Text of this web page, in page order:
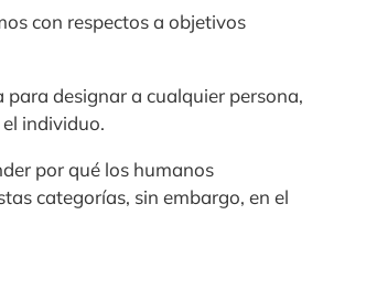
con respectos a objetivos
para designar a cualquier persona,
individuo.
por qué los humanos
categorías, sin embargo, en el